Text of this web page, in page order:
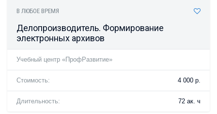
В ЛЮБОЕ ВРЕМЯ
Делопроизводитель. Формирование
электронных архивов
Учебный центр «ПрофРазвитие»
Стоимость: 4 000 р.
Длительность: 72 ак. ч